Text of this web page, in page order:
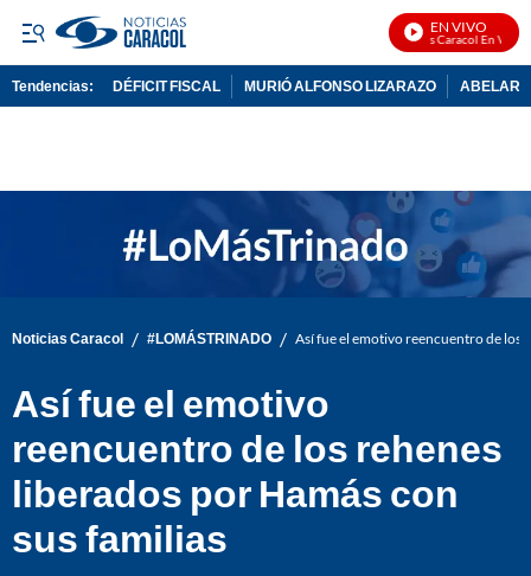
EN VIVO
Noticias Caracol En Vivo
Tendencias: DÉFICIT FISCAL MURIÓ ALFONSO LIZARAZO
Noticias Caracol / #LOMÁSTRINADO / Así fue el emotivo reencuentro de los
Así fue el emotivo
reencuentro de los rehenes
liberados por Hamás con
sus familias